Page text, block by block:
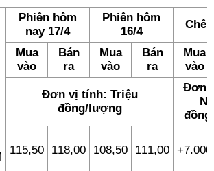
Phiên hôm
nay 17/4
Phiên hôm
16/4
Mua
vào
Bán
ra
Mua
vào
Bán
ra
Mua
vào
Đơn vị tính: Triệu
đồng/lượng
Đơn
115,50 118,00 108,50 111,00 +7.000